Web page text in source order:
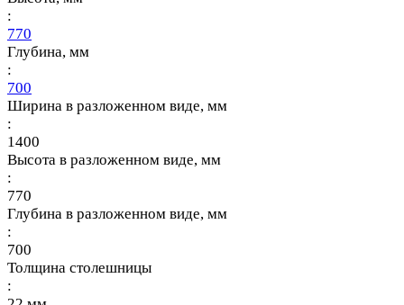
:
770
Глубина, мм
:
700
Ширина в разложенном виде, мм
:
1400
Высота в разложенном виде, мм
:
770
Глубина в разложенном виде, мм
:
700
Толщина столешницы
: